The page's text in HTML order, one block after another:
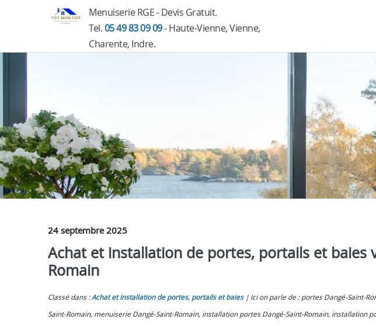
Menuiserie RGE - Devis Gratuit.
Tel.05 49 83 09 09- Haute-Vienne, Vienne,
Charente, Indre.
24 septembre 2025
Achat et installation de portes, portails et baies
Romain
Classé dans :Achat et installation de portes, portails et baies
Ici on parle de : portes Dangé-Saint-
Saint-Romain, menuiserie Dangé-Saint-Romain, installation portes Dangé-Saint-Romain, installation